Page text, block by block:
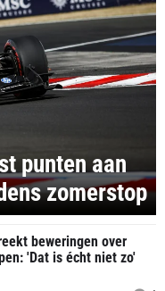
punten aan
zomerstop
beweringen over
'Dat is écht niet zo'